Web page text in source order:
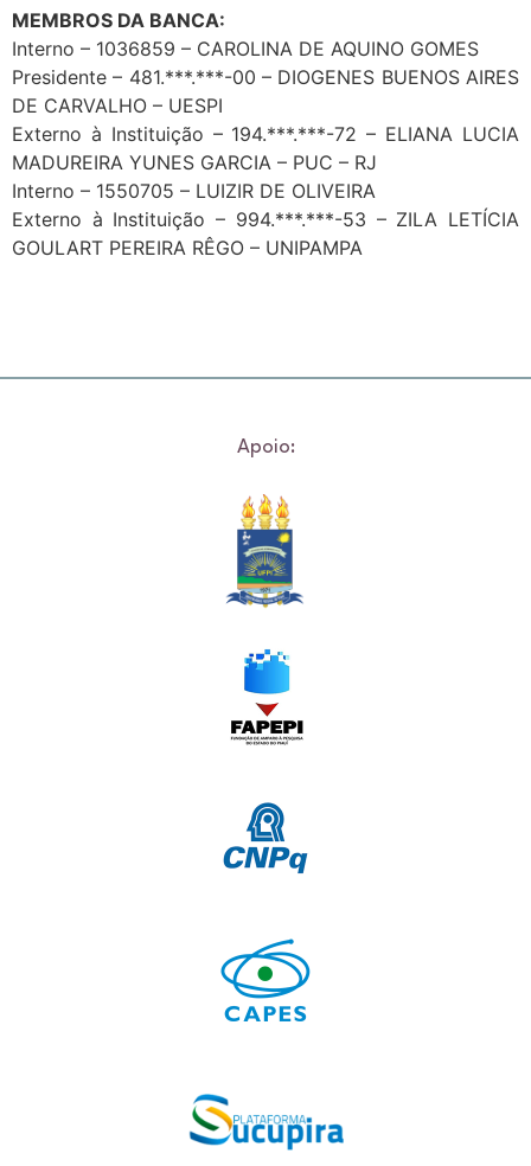
MEMBROS DA BANCA:
Interno – 1036859 – CAROLINA DE AQUINO GOMES
Presidente – 481.***.***-00 – DIOGENES BUENOS AIRES
DE CARVALHO – UESPI
Externo à Instituição – 194.***.***-72 – ELIANA LUCIA
MADUREIRA YUNES GARCIA – PUC – RJ
Interno – 1550705 – LUIZIR DE OLIVEIRA
Externo à Instituição – 994.***.***-53 – ZILA LETÍCIA
GOULART PEREIRA RÊGO – UNIPAMPA
Apoio: